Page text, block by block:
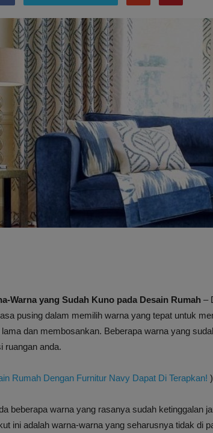
Warna yang Sudah Kuno pada Desain Rumah –
pusing dalam memilih warna yang tepat untuk
dan membosankan. Beberapa warna yang
ruangan anda.
Rumah Dengan Furnitur Navy Dapat Di Terapkan! )
beberapa warna yang rasanya sudah ketinggalan
ini adalah warna-warna yang seharusnya tidak di